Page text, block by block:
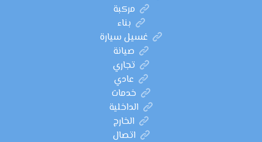
مركبة
بناء
غسيل سيارة
صيانة
تجاري
عادي
خدمات
الداخلية
الخارج
اتصال